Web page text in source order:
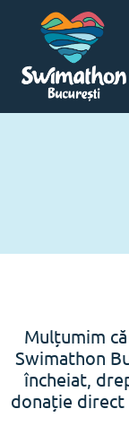
Mulțumim
Swimathon
încheiat,
donație direct